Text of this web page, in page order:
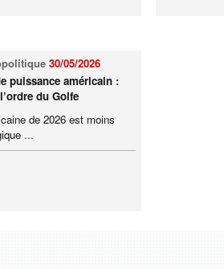
30/05/2026
puissance américain :
du Golfe
de 2026 est moins
...